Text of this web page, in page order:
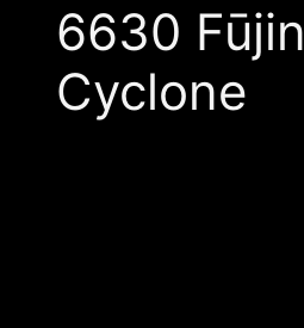
6630 Fūjin
Cyclone